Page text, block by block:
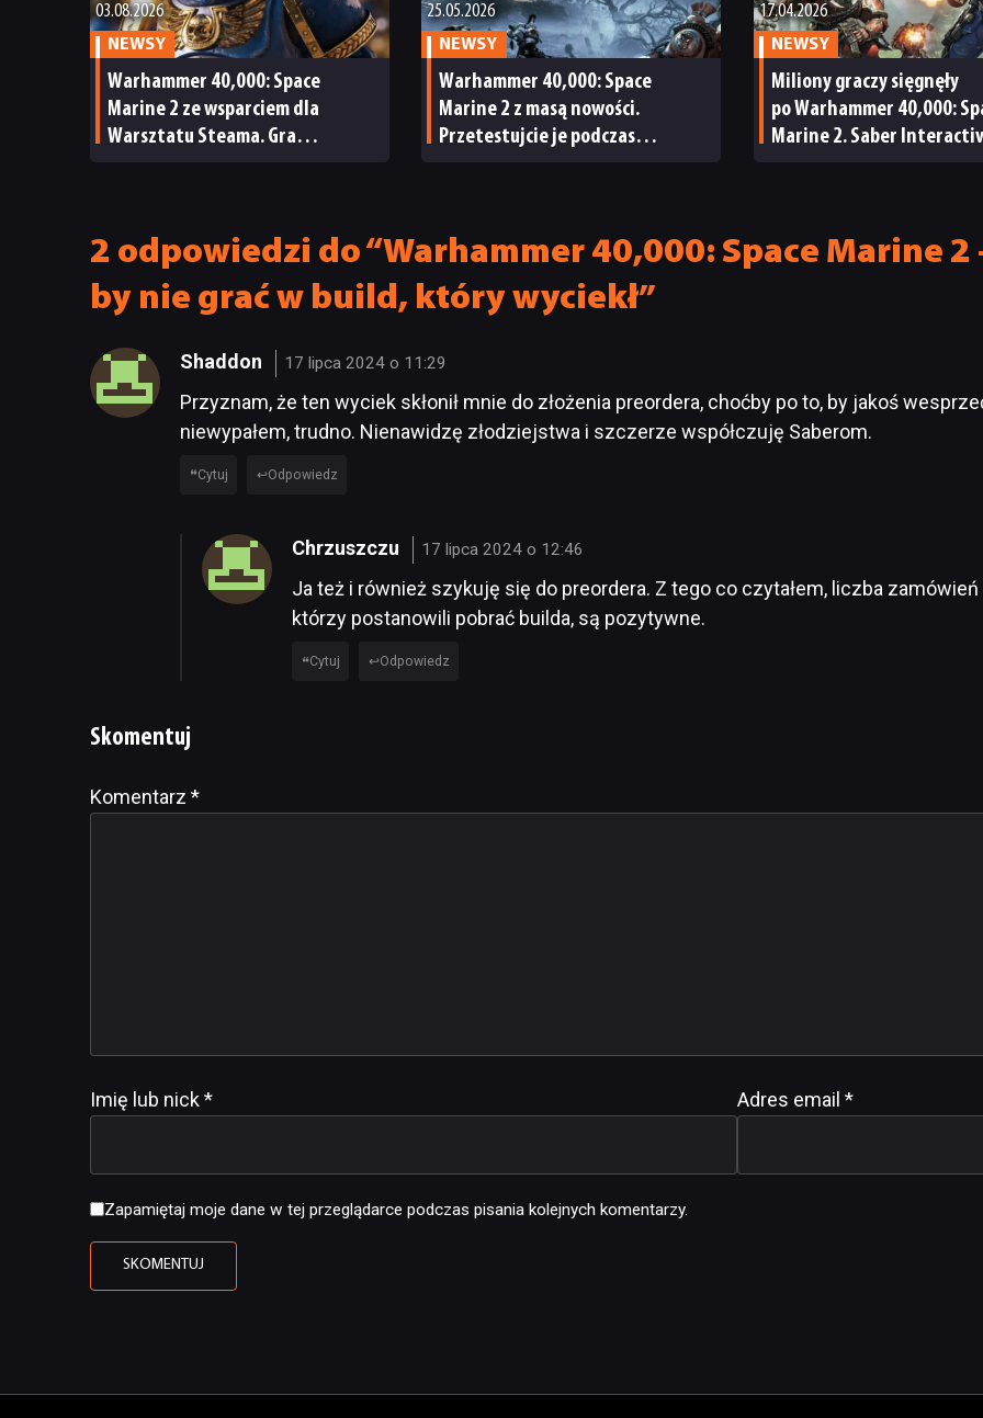
03.08.2026
NEWSY
Warhammer 40,000: Space
Marine 2 ze wsparciem dla
Warsztatu Steama. Gra
25.05.2026
NEWSY
Warhammer 40,000: Space
Marine 2 z masą nowości.
Przetestujcie je podczas
17.04.2026
NEWSY
Miliony graczy sięgnęły
po Warhammer 40,000:
Marine 2. Saber
2 odpowiedzi do “Warhammer 40,000: Space Marine 2
by nie grać w build, który wyciekł”
Shaddon 17 lipca 2024 o 11:29
Przyznam, że ten wyciek skłonił mnie do złożenia preordera, choćby po to, by jakoś
niewypałem, trudno. Nienawidzę złodziejstwa i szczerze współczuję Saberom.
Cytuj Odpowiedz
Chrzuszczu 17 lipca 2024 o 12:46
Ja też i również szykuję się do preordera. Z tego co czytałem, liczba
którzy postanowili pobrać builda, są pozytywne.
Cytuj Odpowiedz
Skomentuj
Komentarz *
Imię lub nick* Adres email *
Zapamiętaj moje dane w tej przeglądarce podczas pisania kolejnych komentarzy.
Alternative: